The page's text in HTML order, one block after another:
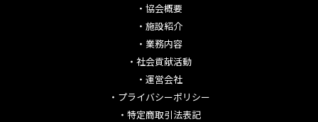
・ 協会概要
・ 施設紹介
・ 業務内容
・ 社会貢献活動
・ 運営会社
・ プライバシーポリシー
・ 特定商取引法表記